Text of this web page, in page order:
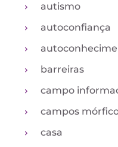
autismo
autoconfiança
barreiras
campo
campos
casa